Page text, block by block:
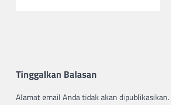
Tinggalkan Balasan
Alamat email Anda tidak akan dipublikasikan.